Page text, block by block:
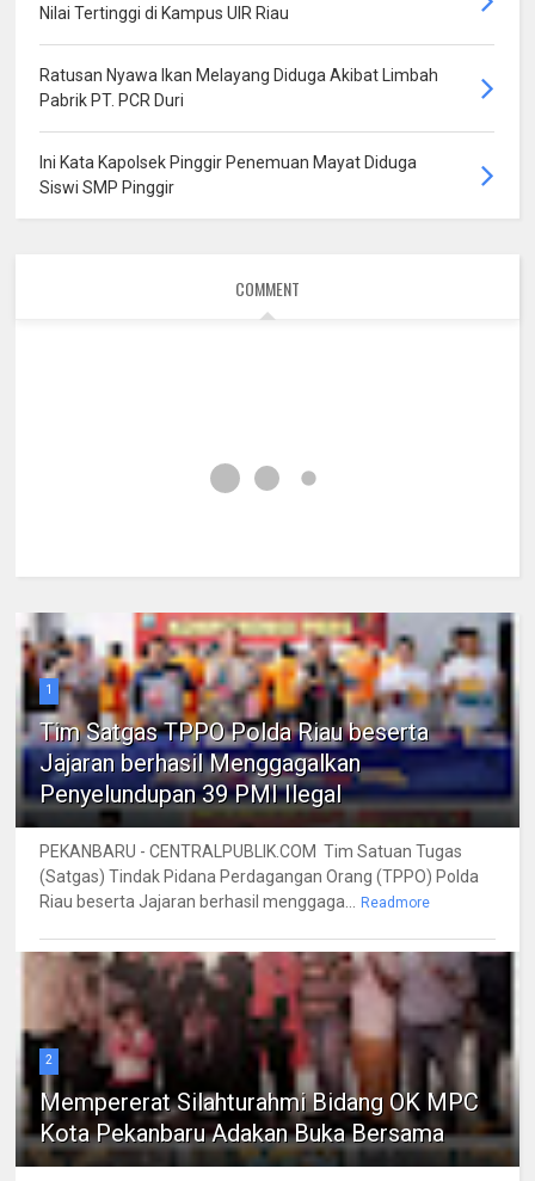
Nilai Tertinggi di Kampus UIR Riau
Ratusan Nyawa Ikan Melayang Diduga Akibat Limbah
Pabrik PT. PCR Duri
Ini Kata Kapolsek Pinggir Penemuan Mayat Diduga
Siswi SMP Pinggir
COMMENT
1
Tim Satgas TPPO Polda Riau beserta
Jajaran berhasil Menggagalkan
Penyelundupan 39 PMI Ilegal
PEKANBARU - CENTRALPUBLIK.COM Tim Satuan Tugas
(Satgas) Tindak Pidana Perdagangan Orang (TPPO) Polda
Riau beserta Jajaran berhasil menggaga...
Readmore
2
Mempererat Silahturahmi Bidang OK MPC
Kota Pekanbaru Adakan Buka Bersama